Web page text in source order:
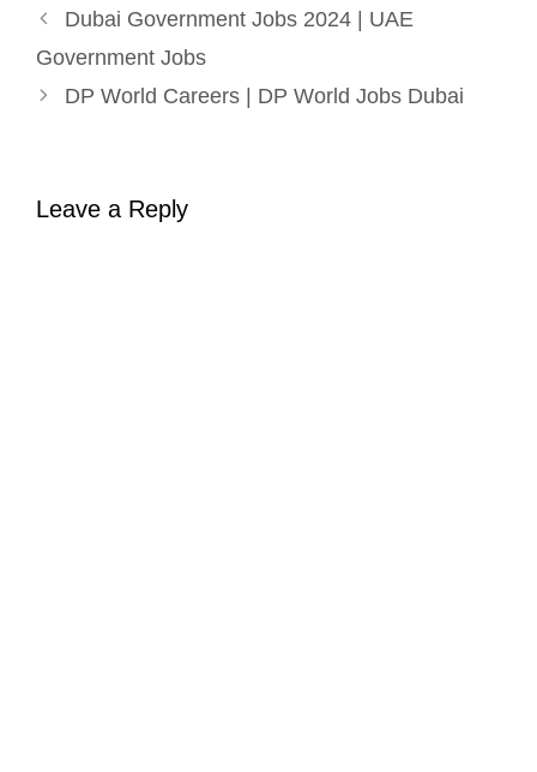
Dubai Government Jobs 2024 | UAE
Government Jobs
DP World Careers | DP World Jobs Dubai
Leave a Reply